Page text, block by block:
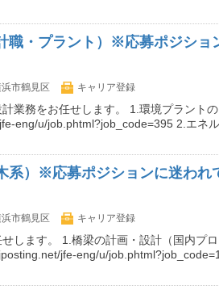
職・プラント）※応募ポジショ
市鶴見区 キャリア登録
業務をお任せします。 1.環境プラント
eng/u/job.phtml?job_code=395 2.エネ
系）※応募ポジションに迷われ
市鶴見区 キャリア登録
します。 1.橋梁の計画・設計（国内プ
jfe-eng/u/